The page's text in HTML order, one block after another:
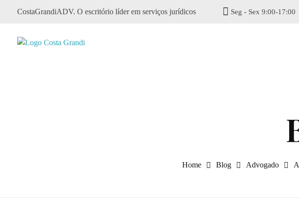
CostaGrandiADV. O escritório líder em serviços jurídicos Seg - Sex 9:00-17:00
Home Blog Advogado